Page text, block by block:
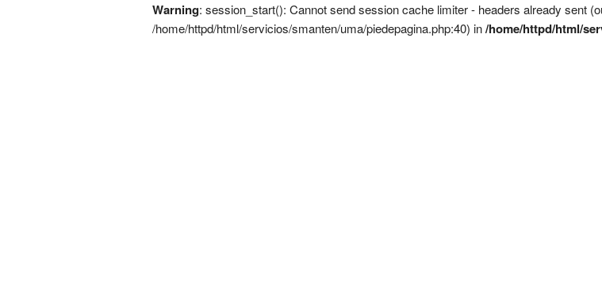
Warning: session_start(): Cannot send session cache limiter - headers already sent
/home/httpd/html/servicios/smanten/uma/piedepagina.php:40) in/home/httpd/html/